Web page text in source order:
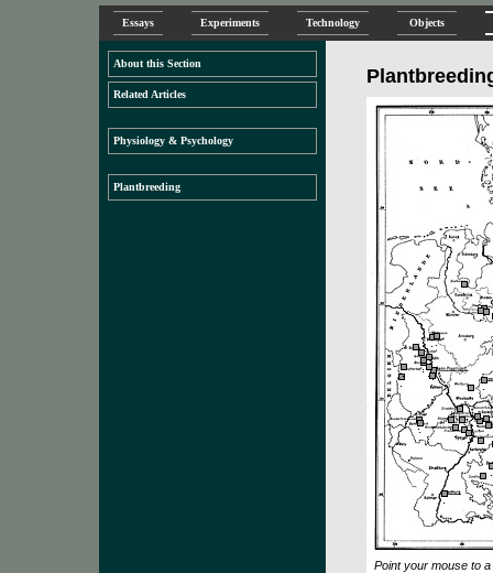
Essays Experiments Technology Objects
About this Section
Related Articles
Physiology & Psychology
Plantbreeding
.
.
.
.
.
.
.
.
.
. .
..
.
.
.
.
.
.
.
..
.
.
..
.
.
.
.
.
.
. .
.
Point your mouse to